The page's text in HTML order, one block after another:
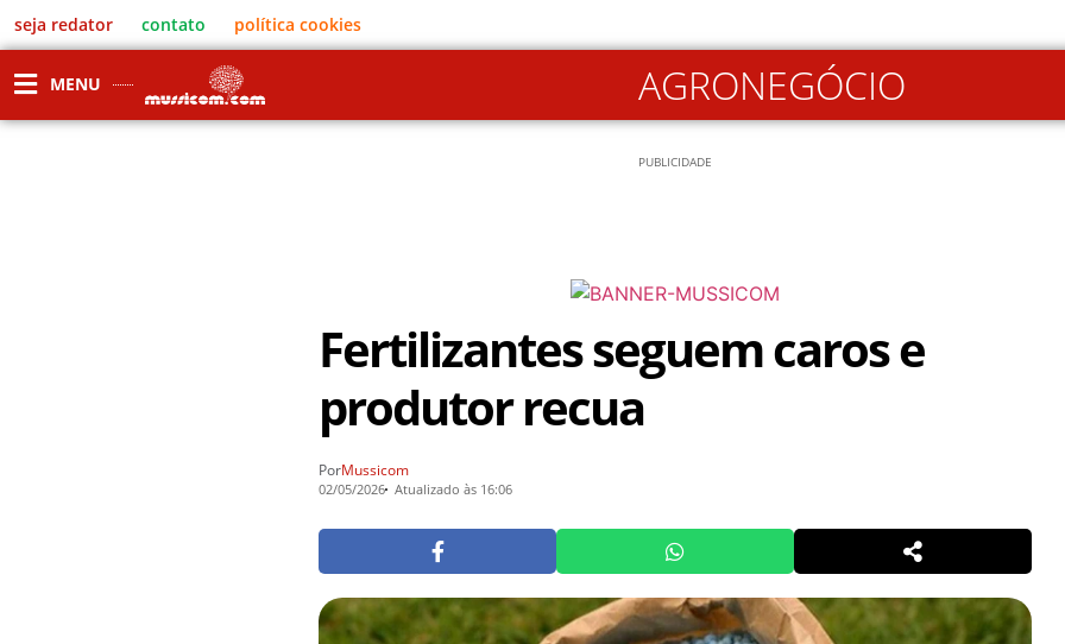
seja redator contato política cookies
MENU AGRONEGÓCIO
PUBLICIDADE
Fertilizantes seguem caros e
produtor recua
PorMussicom
02/05/2026 Atualizado às 16:06